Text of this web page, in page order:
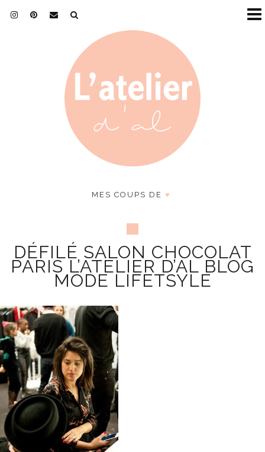
MES COUPS DE ♥
DÉFILÉ SALON CHOCOLAT
PARIS L’ATELIER D’AL BLOG
MODE LIFETSYLE